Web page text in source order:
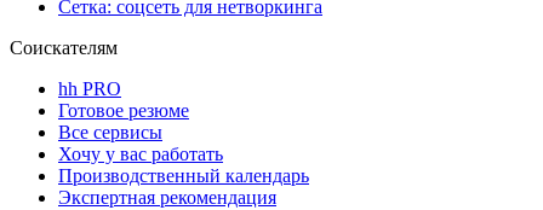
Сетка: соцсеть для нетворкинга
Соискателям
hh PRO
Готовое резюме
Все сервисы
Хочу у вас работать
Производственный календарь
Экспертная рекомендация